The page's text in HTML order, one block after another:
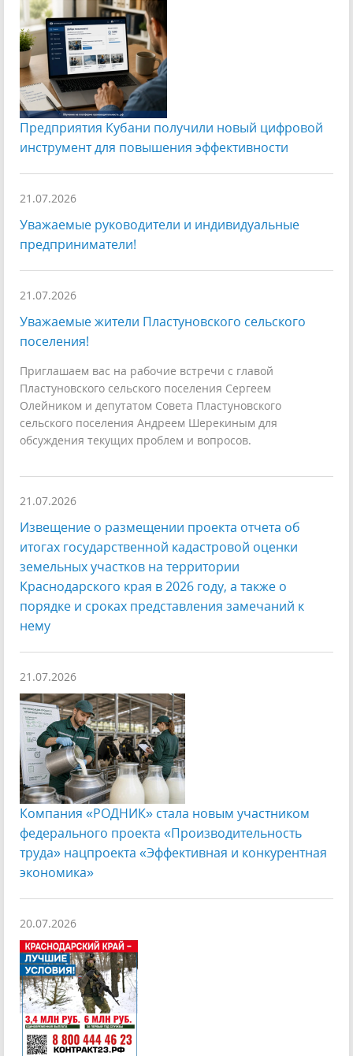
Предприятия Кубани получили новый цифровой
инструмент для повышения эффективности
21.07.2026
Уважаемые руководители и индивидуальные
предприниматели!
21.07.2026
Уважаемые жители Пластуновского сельского
поселения!
Приглашаем вас на рабочие встречи с главой
Пластуновского сельского поселения Сергеем
Олейником и депутатом Совета Пластуновского
сельского поселения Андреем Шерекиным для
обсуждения текущих проблем и вопросов.
21.07.2026
Извещение о размещении проекта отчета об
итогах государственной кадастровой оценки
земельных участков на территории
Краснодарского края в 2026 году, а также о
порядке и сроках представления замечаний к
нему
21.07.2026
Компания «РОДНИК» стала новым участником
федерального проекта «Производительность
труда» нацпроекта «Эффективная и конкурентная
экономика»
20.07.2026